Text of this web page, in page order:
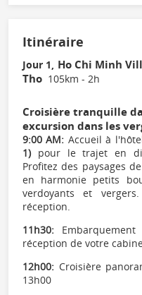
Itinéraire
Jour 1, Ho Chi Minh
Tho 105km - 2h
Croisière tranquille
excursion dans les
9:00 AM: Accueil à
1) pour le trajet en
Profitez des paysages
en harmonie petits
verdoyants et
réception.
11h30:
réception de votre
12h00: Croisière
13h00